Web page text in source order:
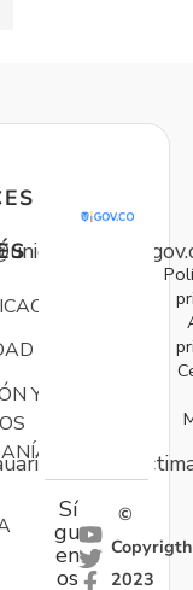
Y
Sí
gu
en
os
©
Copyrigth
2023